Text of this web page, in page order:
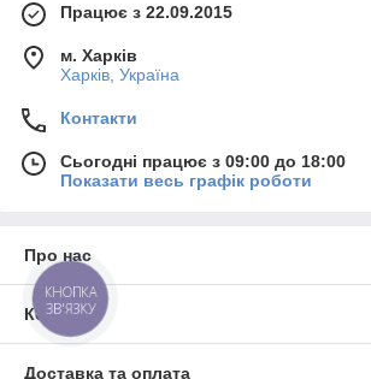
Працює з 22.09.2015
м. Харків
Харків, Україна
Контакти
Сьогодні працює з 09:00 до 18:00
Показати весь графік роботи
Про нас
Контакти
Доставка та оплата
КНОПКА
ЗВ'ЯЗКУ